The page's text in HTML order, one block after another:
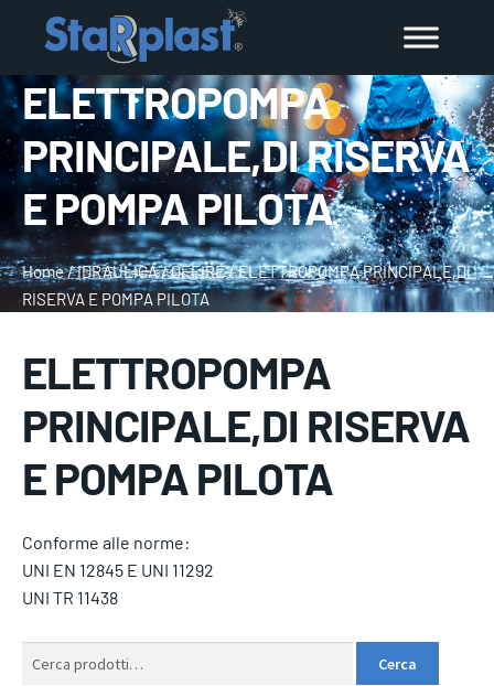
ELETTROPOMPA
PRINCIPALE,DI RISERVA
E POMPA PILOTA
Home/IDRAULICA/OFFIRE/ELETTROPOMPA PRINCIPALE,DI
RISERVA E POMPA PILOTA
ELETTROPOMPA
PRINCIPALE,DI RISERVA
E POMPA PILOTA
Conforme alle norme:
UNI EN 12845 E UNI 11292
UNI TR 11438
Cerca